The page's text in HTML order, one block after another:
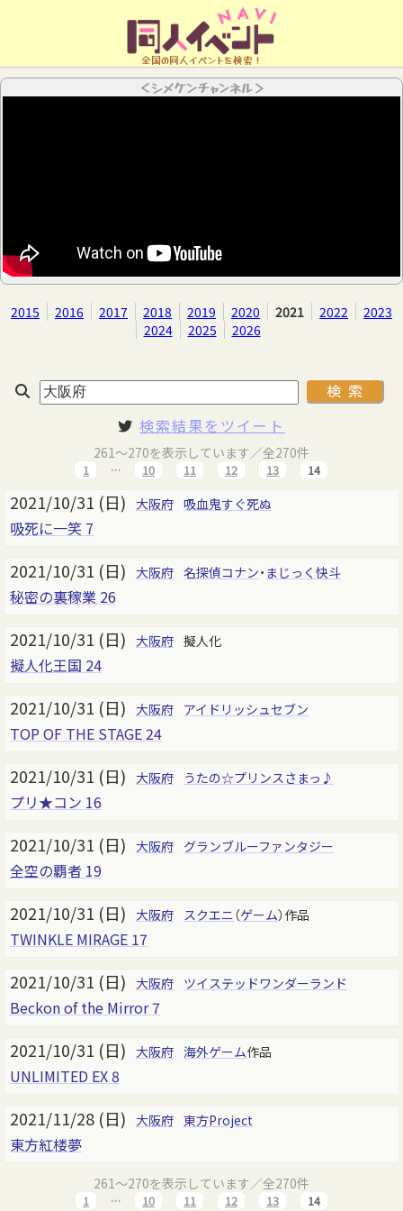
全国の同人イベントを検索！
＜シメケンチャンネル＞
2015 2016 2017 2018 2019 2020 2021 2022
2023
2024
2025 2026
検索結果をツイート
261～270を表示しています／全270件
1 … 10 11 12 13 14
2021/10/31 (日) 大阪府 吸血鬼すぐ死ぬ
吸死に一笑 7
2021/10/31 (日) 大阪府 名探偵コナン・ まじっく快斗
秘密の裏稼業 26
2021/10/31 (日) 大阪府 擬人化
擬人化王国 24
2021/10/31 (日) 大阪府 アイドリッシュセブン
TOP OF THE STAGE 24
2021/10/31 (日) 大阪府 うたの☆プリンスさまっ♪
プリ★コン 16
2021/10/31 (日) 大阪府 グランブルーファンタジー
全空の覇者 19
2021/10/31 (日) 大阪府 スクエニ（ゲーム）作品
TWINKLE MIRAGE 17
2021/10/31 (日) 大阪府 ツイステッドワンダーランド
Beckon of the Mirror 7
2021/10/31 (日) 大阪府 海外ゲーム作品
UNLIMITED EX 8
2021/11/28 (日) 大阪府 東方Project
東方紅楼夢
261～270を表示しています／全270件
1 … 10 11 12 13 14